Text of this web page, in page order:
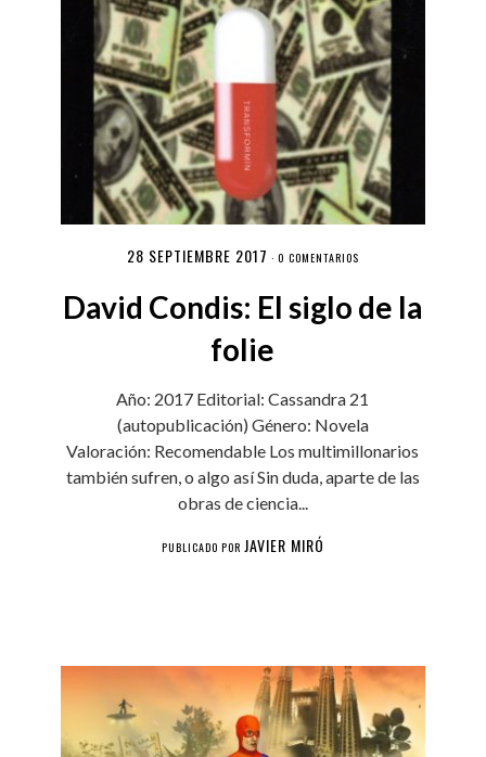
28 SEPTIEMBRE 2017 · 0 COMENTARIOS
David Condis: El siglo de la
folie
Año: 2017 Editorial: Cassandra 21
(autopublicación) Género: Novela
Valoración: Recomendable Los multimillonarios
también sufren, o algo así Sin duda, aparte de las
obras de ciencia...
PUBLICADO POR JAVIER MIRÓ